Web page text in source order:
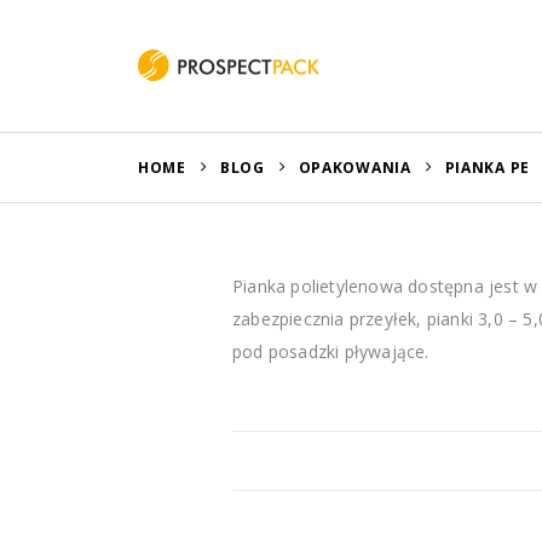
HOME BLOG OPAKOWANIA PIANKA PE
Pianka polietylenowa dostępna jest
zabezpiecznia przeyłek, pianki 3,0 –
pod posadzki pływające.